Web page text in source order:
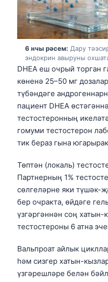
6 нчы рәсем: Дару
эндокрин авыруны
DHEA еш очрый торган
көненә 25–50 мг
түбәндәге
пациент DHEA
тестостеронның
гомуми тестостерон
тик бераз гына
Төптән (локаль)
Партнерның 1%
сөлгеләрне яки түшәк-
бер очракта, өйдәге
үзгәргәннән соң
тестостероны 6 атна
Вальпроат айлык
һәм сизгер хатын-
үзгәрешләре белән
मराठी
தமிழ்
ગુજરાતી
ಕನ್ನಡ
മലയാളം
Tagalog
ไทย
ភាសាខ្មែរ
Kiswahili
አማርኛ
Українська
O‘zbekcha